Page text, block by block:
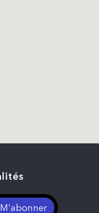
M'abonner